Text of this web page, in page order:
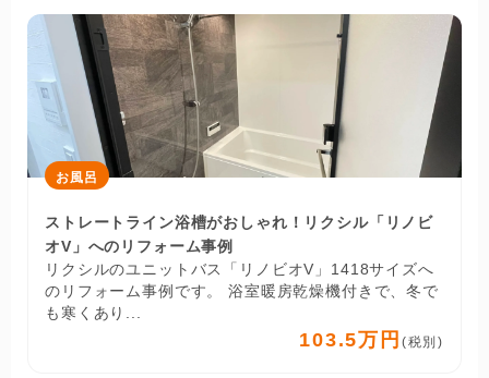
お風呂
ストレートライン浴槽がおしゃれ！リクシル「リノビ
オV」へのリフォーム事例
リクシルのユニットバス「リノビオV」1418サイズへ
のリフォーム事例です。 浴室暖房乾燥機付きで、冬で
も寒くあり...
103.5万円 (税別)